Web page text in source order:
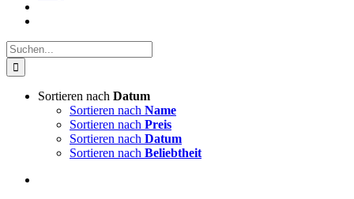
Suche
nach:
Sortieren nach Datum
Sortieren nach Name
Sortieren nach Preis
Sortieren nach Datum
Sortieren nach Beliebtheit